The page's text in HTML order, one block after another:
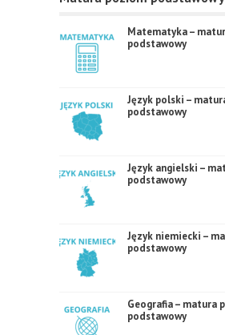
Matematyka –
podstawowy
Język polski –
podstawowy
Język angielski –
podstawowy
Język niemiecki –
podstawowy
Geografia – matura
podstawowy